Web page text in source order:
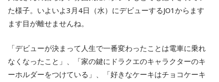
た様子。いよいよ3月4日（水）にデビューするJO1からます
ます目が離せませんね。
「デビューが決まって人生で一番変わったことは電車に乗れ
なくなったこと」、「家の鍵にドラクエのキャラクターのキ
ーホルダーをつけている」、「好きなケーキはチョコケーキ